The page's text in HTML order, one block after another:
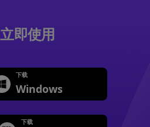
立即使用
下载
Windows
下载